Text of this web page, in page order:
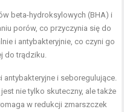
beta-hydroksylowych (BHA) i
porów, co przyczynia się do
i antybakteryjnie, co czyni go
do trądziku.
antybakteryjne i seboregulujące.
nie tylko skuteczny, ale także
w redukcji zmarszczek